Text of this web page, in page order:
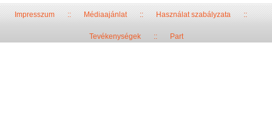
Impresszum::Médiaajánlat::Használat szabályzata::
Tevékenységek:: Part